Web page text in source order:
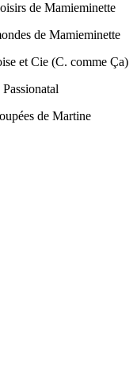
de Mamieminette
de Mamieminette
et Cie (C. comme Ça)
Passionatal
de Martine